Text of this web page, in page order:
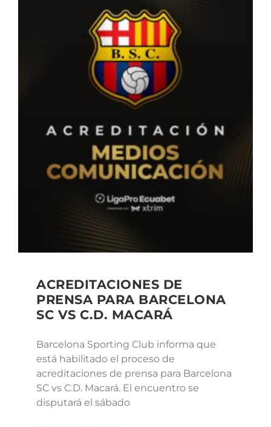
ACREDITACIONES DE
PRENSA PARA BARCELONA
SC VS C.D. MACARÁ
Barcelona Sporting Club informa que
está habilitado el proceso de
acreditaciones de prensa para Barcelona
SC vs C.D. Macará. El encuentro se
disputará el sábado